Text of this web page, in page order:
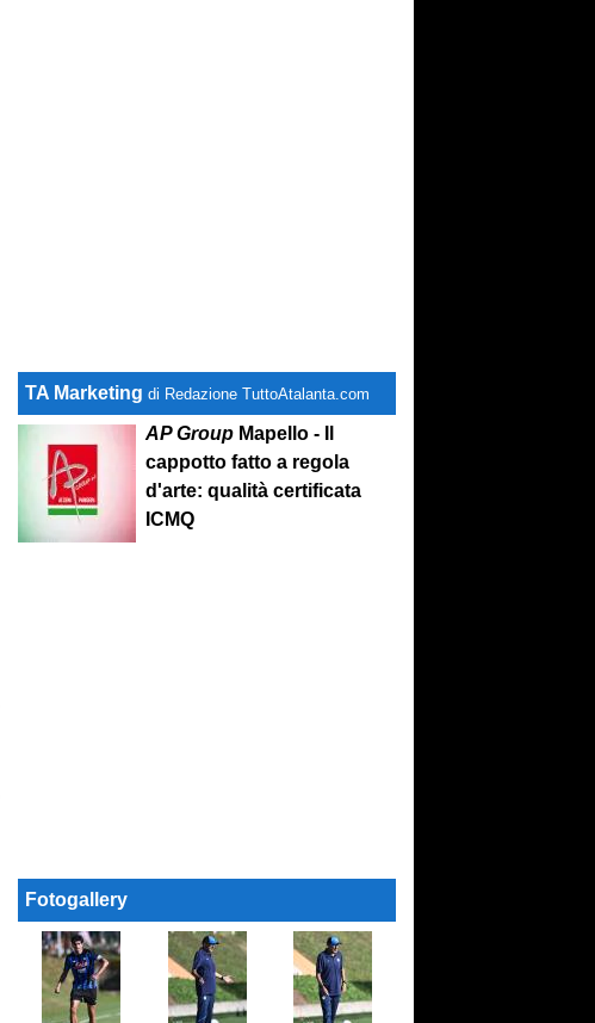
TA Marketing di Redazione TuttoAtalanta.com
AP Group Mapello - Il
cappotto fatto a regola
d'arte: qualità certificata
ICMQ
Fotogallery